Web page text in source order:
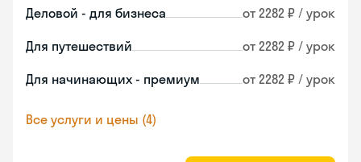
Деловой - для бизнеса от 2282 ₽ / урок
Для путешествий от 2282 ₽ / урок
Для начинающих - премиум от 2282 ₽ / урок
Все услуги и цены (4)